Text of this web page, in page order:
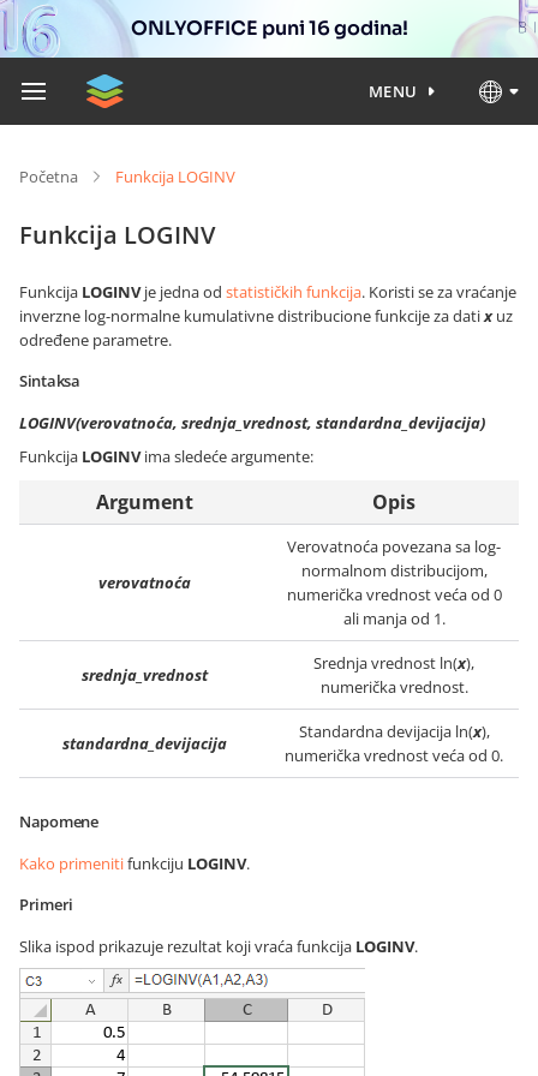
ONLYOFFICE puni 16 godina!
MENU
Početna Funkcija LOGINV
Funkcija LOGINV
Funkcija LOGINVje jedna od statističkih funkcija. Koristi se za vraćanje
inverzne log-normalne kumulativne distribucione funkcije za datixuz
određene parametre.
Sintaksa
LOGINV(verovatnoća, srednja_vrednost, standardna_devijacija)
Funkcija LOGINVima sledeće argumente:
Argument Opis
verovatnoća
Verovatnoća povezana sa log-
normalnom distribucijom,
numerička vrednost veća od 0
ali manja od 1.
srednja_vrednost
Srednja vrednost ln(x),
numerička vrednost.
standardna_devijacija
Standardna devijacija ln(x),
numerička vrednost veća od 0.
Napomene
Kako primenitifunkciju LOGINV.
Primeri
Slika ispod prikazuje rezultat koji vraća funkcija LOGINV.